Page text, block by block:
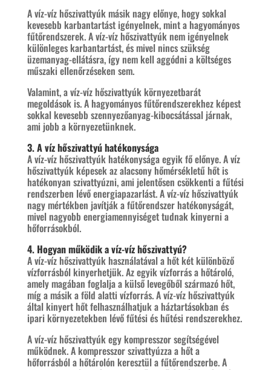
A víz-víz hőszivattyúk másik nagy előnye, hogy sokkal
kevesebb karbantartást igényelnek, mint a hagyományos
fűtőrendszerek. A víz-víz hőszivattyúk nem igényelnek
különleges karbantartást, és mivel nincs szükség
üzemanyag-ellátásra, így nem kell aggódni a költséges
műszaki ellenőrzéseken sem.
Valamint, a víz-víz hőszivattyúk környezetbarát
megoldások is. A hagyományos fűtőrendszerekhez képest
sokkal kevesebb szennyezőanyag-kibocsátással járnak,
ami jobb a környezetünknek.
3. A víz hőszivattyú hatékonysága
A víz-víz hőszivattyúk hatékonysága egyik fő előnye. A víz
hőszivattyúk képesek az alacsony hőmérsékletű hőt is
hatékonyan szivattyúzni, ami jelentősen csökkenti a fűtési
rendszerben lévő energiapazarlást. A víz-víz hőszivattyúk
nagy mértékben javítják a fűtőrendszer hatékonyságát,
mivel nagyobb energiamennyiséget tudnak kinyerni a
hőforrásokból.
4. Hogyan működik a víz-víz hőszivattyú?
A víz-víz hőszivattyúk használatával a hőt két különböző
vízforrásból kinyerhetjük. Az egyik vízforrás a hőtároló,
amely magában foglalja a külső levegőből származó hőt,
míg a másik a föld alatti vízforrás. A víz-víz hőszivattyúk
által kinyert hőt felhasználhatjuk a háztartásokban és
ipari környezetekben lévő fűtési és hűtési rendszerekhez.
A víz-víz hőszivattyúk egy kompresszor segítségével
működnek. A kompresszor szivattyúzza a hőt a
hőforrásból a hőtárolón keresztül a fűtőrendszerbe. A